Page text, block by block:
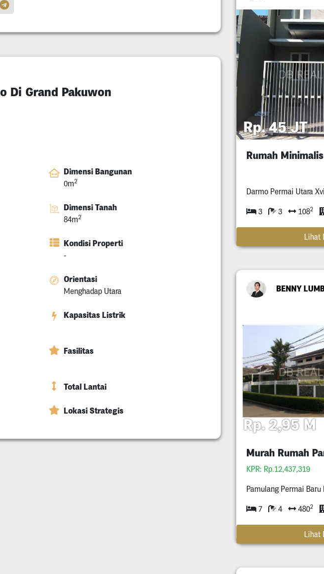
Di Grand Pakuwon
Dimensi Bangunan
0m2
Dimensi Tanah
84m2
Kondisi Properti
-
Orientasi
Menghadap Utara
Kapasitas Listrik
Fasilitas
Total Lantai
Lokasi Strategis
Rp. 45 JT
Darmo Permai Utara
3 3 1082
Lihat
BENNY
Rp. 2,95 M
KPR: Rp.12,437,319
Pamulang Permai
7 4 4802
Lihat